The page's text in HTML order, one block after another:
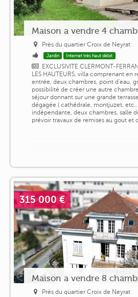
Maison a vendre 4
Près du quartier Croix de Neyrat
Jardin Internet très haut débit
EXCLUSIVITE CLERMONT-
LES HAUTEURS, villa comprenant en
entrée, deux chambres, point d'eau,
possibilité de créer une autre
séjour donnant sur une grande
dégagée ( cathédrale, montjuzet,
indépendante, deux chambres, salle
prévoir travaux de remises au gout et
315 000 €
Maison a vendre 8
Près du quartier Croix de Neyrat